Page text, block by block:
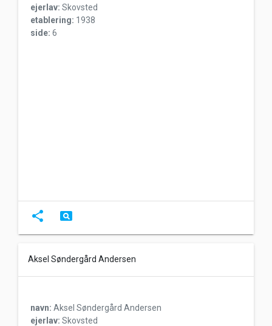
ejerlav: Skovsted
etablering: 1938
side: 6
share pageview
Aksel Søndergård Andersen
navn: Aksel Søndergård Andersen
ejerlav: Skovsted